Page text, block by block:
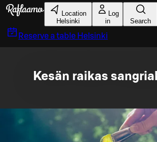
Skip to main content
Location
Helsinki
Log
in
Search
Reserve a table Helsinki
Kesän raikas